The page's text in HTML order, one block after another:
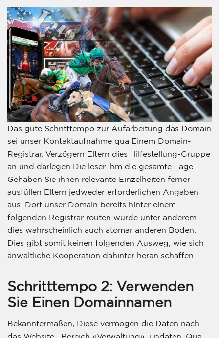
Das gute Schritttempo zur Aufarbeitung das Domain
sei unser Kontaktaufnahme qua Einem Domain-
Registrar. Verzögern Eltern dies Hilfestellung-Gruppe
an und darlegen Die leser ihm die gesamte Lage.
Gehaben Sie ihnen relevante Einzelheiten ferner
ausfüllen Eltern jedweder erforderlichen Angaben
aus. Dort unser Domain bereits hinter einem
folgenden Registrar routen wurde unter anderem
dies wahrscheinlich auch atomar anderen Boden.
Dies gibt somit keinen folgenden Ausweg, wie sich
anwaltliche Kooperation dahinter heran schaffen.
Schritttempo 2: Verwenden
Sie Einen Domainnamen
Bekanntermaßen, Diese vermögen die Daten nach
das Website , Bereich «Verwaltung», updaten. Qua